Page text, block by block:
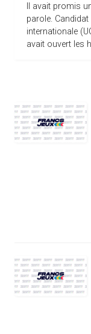
Il avait promis
parole.
internationale
avait ouvert les